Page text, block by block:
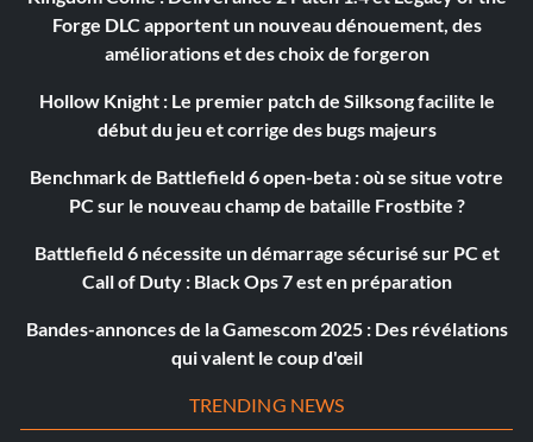
Forge DLC apportent un nouveau dénouement, des
améliorations et des choix de forgeron
Hollow Knight : Le premier patch de Silksong facilite le
début du jeu et corrige des bugs majeurs
Benchmark de Battlefield 6 open-beta : où se situe votre
PC sur le nouveau champ de bataille Frostbite ?
Battlefield 6 nécessite un démarrage sécurisé sur PC et
Call of Duty : Black Ops 7 est en préparation
Bandes-annonces de la Gamescom 2025 : Des révélations
qui valent le coup d'œil
TRENDING NEWS